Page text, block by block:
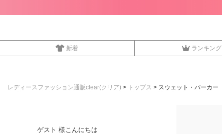
新着 ランキング
レディースファッション通販clear(クリア) トップス スウェット・パーカー
ゲスト 様こんにちは